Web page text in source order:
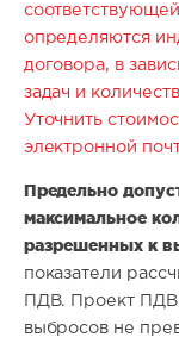
определяются
договора, в
задач и
Уточнить
электронной
Предельно
максимальное
разрешенных к
показатели
ПДВ. Проект ПДВ
выбросов не